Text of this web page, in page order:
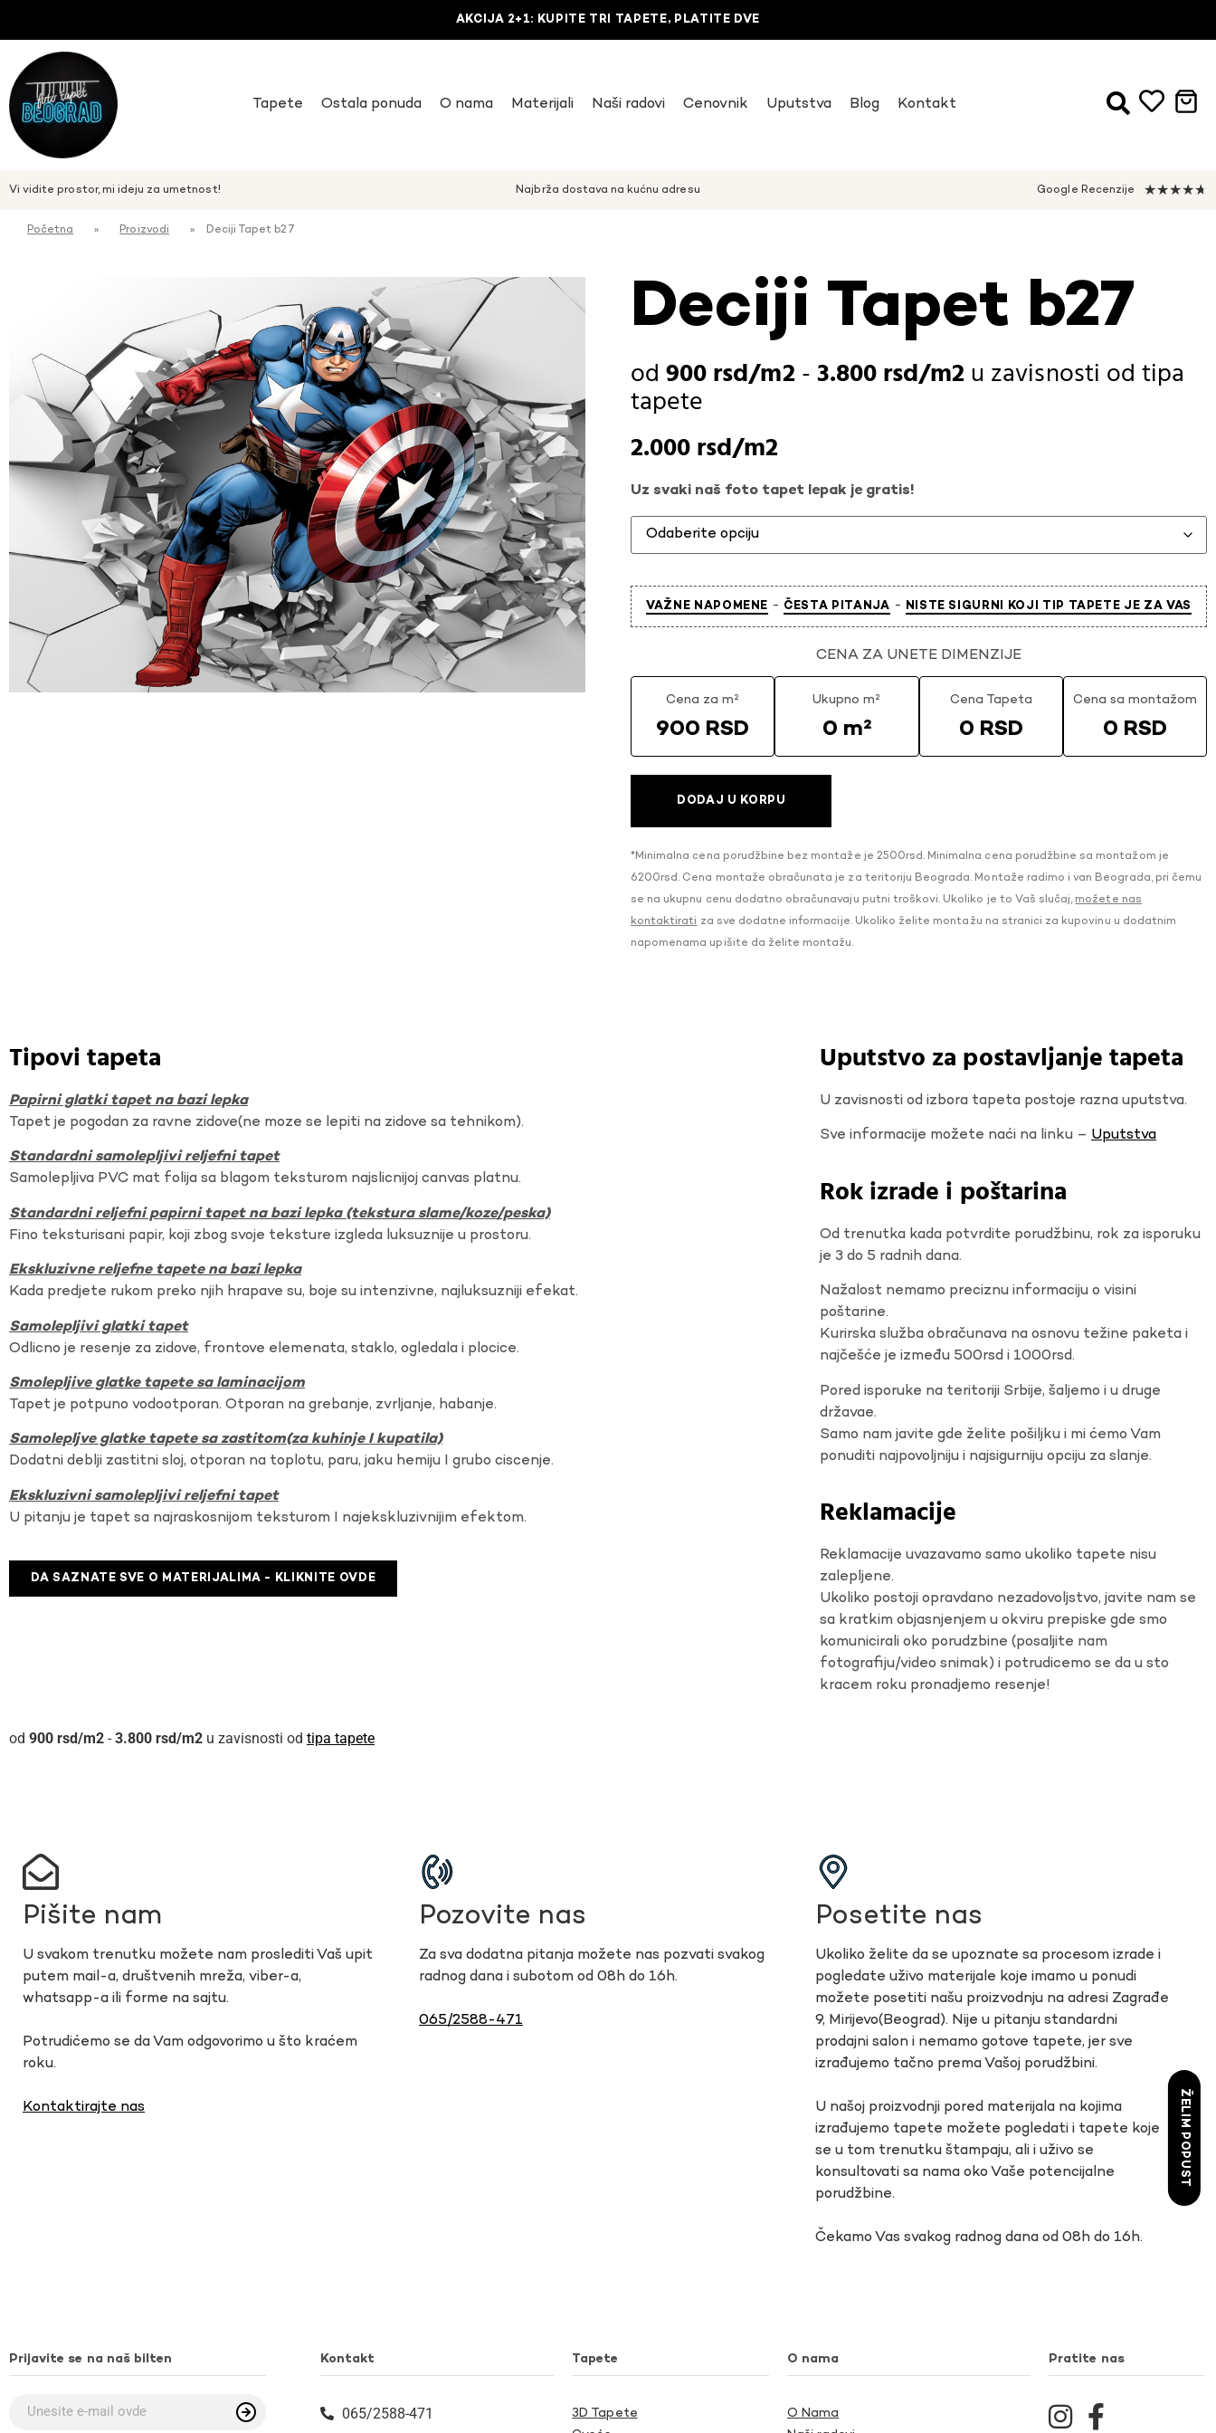
AKCIJA 2+1: KUPITE TRI TAPETE, PLATITE DVE
Tapete Ostala ponuda O nama Materijali Naši radovi Cenovnik Uputstva Blog Kontakt
Vi vidite prostor, mi ideju za umetnost! Najbrža dostava na kućnu adresu Google Recenzije ★★★★★
Početna » Proizvodi » Deciji Tapet b27
Deciji Tapet b27
900rsd -3.800rsd u zavisnosti od tipa
tapete
2.000rsd
Uz svaki naš foto tapet lepak je gratis!
VAŽNE NAPOMENE - ČESTA PITANJA - NISTE SIGURNI KOJI TIP TAPETE JE ZA VAS
CENA ZA UNETE DIMENZIJE
Cena za m²
900 RSD
Ukupno m²
0 m²
Cena Tapeta
0 RSD
Cena sa montažom
0 RSD
DODAJ U KORPU
*Minimalna cena porudžbine bez montaže je 2500rsd. Minimalna cena porudžbine sa montažom je
6200rsd. Cena montaže obračunata je za teritoriju Beograda. Montaže radimo i van Beograda, pri čemu
se na ukupnu cenu dodatno obračunavaju putni troškovi. Ukoliko je to Vaš slučaj, možete nas
kontaktirati za sve dodatne informacije. Ukoliko želite montažu na stranici za kupovinu u dodatnim
napomenama upišite da želite montažu.
Tipovi tapeta
Papirni glatki tapet na bazi lepka
Tapet je pogodan za ravne zidove(ne moze se lepiti na zidove sa tehnikom).
Standardni samolepljivi reljefni tapet
Samolepljiva PVC mat folija sa blagom teksturom najslicnijoj canvas platnu.
Standardni reljefni papirni tapet na bazi lepka (tekstura slame/koze/peska)
Fino teksturisani papir, koji zbog svoje teksture izgleda luksuznije u prostoru.
Ekskluzivne reljefne tapete na bazi lepka
Kada predjete rukom preko njih hrapave su, boje su intenzivne, najluksuzniji efekat.
Samolepljivi glatki tapet
Odlicno je resenje za zidove, frontove elemenata, staklo, ogledala i plocice.
Smolepljive glatke tapete sa laminacijom
Tapet je potpuno vodootporan. Otporan na grebanje, zvrljanje, habanje.
Samolepljve glatke tapete sa zastitom(za kuhinje I kupatila)
Dodatni deblji zastitni sloj, otporan na toplotu, paru, jaku hemiju I grubo ciscenje.
Ekskluzivni samolepljivi reljefni tapet
U pitanju je tapet sa najraskosnijom teksturom I najekskluzivnijim efektom.
DA SAZNATE SVE O MATERIJALIMA - KLIKNITE OVDE
Uputstvo za postavljanje tapeta
U zavisnosti od izbora tapeta postoje razna uputstva.
Sve informacije možete naći na linku – Uputstva
Rok izrade i poštarina
Od trenutka kada potvrdite porudžbinu, rok za isporuku
je 3 do 5 radnih dana.
Nažalost nemamo preciznu informaciju o visini
poštarine.
Kurirska služba obračunava na osnovu težine paketa i
najčešće je između 500rsd i 1000rsd.
Pored isporuke na teritoriji Srbije, šaljemo i u druge
državae.
Samo nam javite gde želite pošiljku i mi ćemo Vam
ponuditi najpovoljniju i najsigurniju opciju za slanje.
Reklamacije
Reklamacije uvazavamo samo ukoliko tapete nisu
zalepljene.
Ukoliko postoji opravdano nezadovoljstvo, javite nam se
sa kratkim objasnjenjem u okviru prepiske gde smo
komunicirali oko porudzbine (posaljite nam
fotografiju/video snimak) i potrudicemo se da u sto
kracem roku pronadjemo resenje!
900 rsd - 3.800 rsd u zavisnosti od tipa tapete
Pišite nam
U svakom trenutku možete nam proslediti Vaš upit
putem mail-a, društvenih mreža, viber-a,
whatsapp-a ili forme na sajtu.
Potrudićemo se da Vam odgovorimo u što kraćem
roku.
Kontaktirajte nas
Pozovite nas
Za sva dodatna pitanja možete nas pozvati svakog
radnog dana i subotom od 08h do 16h.
065/2588-471
Posetite nas
Ukoliko želite da se upoznate sa procesom izrade i
pogledate uživo materijale koje imamo u ponudi
možete posetiti našu proizvodnju na adresi Zagrađe
9, Mirijevo(Beograd). Nije u pitanju standardni
prodajni salon i nemamo gotove tapete, jer sve
izrađujemo tačno prema Vašoj porudžbini.
U našoj proizvodnji pored materijala na kojima
izrađujemo tapete možete pogledati i tapete koje
se u tom trenutku štampaju, ali i uživo se
konsultovati sa nama oko Vaše potencijalne
porudžbine.
Čekamo Vas svakog radnog dana od 08h do 16h.
Prijavite se na naš bilten Kontakt
065/2588-471
Tapete
3D Tapete
O nama
O Nama
Pratite nas
ŽELIM POPUST